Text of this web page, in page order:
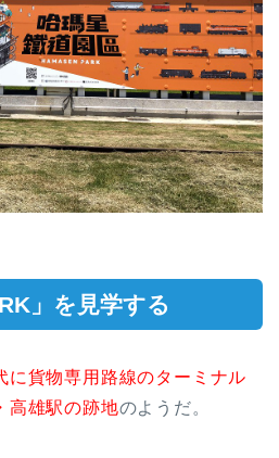
」を見学する
に貨物専用路線のターミナル
高雄駅の跡地のようだ。